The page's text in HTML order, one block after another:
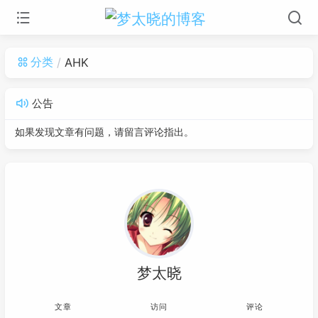
分类 AHK
公告
如果发现文章有问题，请留言评论指出。
梦太晓
文章 访问 评论